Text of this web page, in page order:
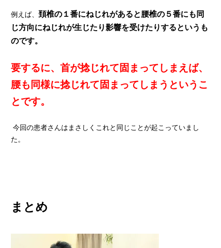
例えば、頚椎の１番にねじれがあると腰椎の５番にも同
じ方向にねじれが生じたり影響を受けたりするというも
のです。
要するに、首が捻じれて固まってしまえば、
腰も同様に捻じれて固まってしまうというこ
とです。
今回の患者さんはまさしくこれと同じことが起こっていまし
た。
まとめ